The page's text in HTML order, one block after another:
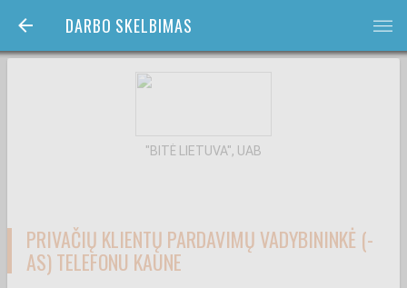
DARBO SKELBIMAS bars
"BITĖ LIETUVA", UAB
PRIVAČIŲ KLIENTŲ PARDAVIMŲ VADYBININKĖ (-
AS) TELEFONU KAUNE